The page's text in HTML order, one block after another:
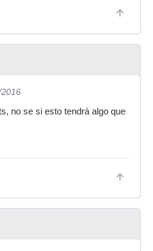
no se si esto tendrá algo que